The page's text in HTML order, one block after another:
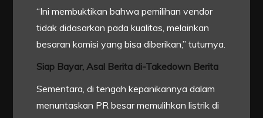
“Ini membuktikan bahwa pemilihan vendor
tidak didasarkan pada kualitas, melainkan
besaran komisi yang bisa diberikan,” tuturnya.
Siap Bayar, Asal Berita di-Takedown Berita
Sementara, di tengah kepanikannya dalam
menuntaskan PR besar memulihkan listrik di